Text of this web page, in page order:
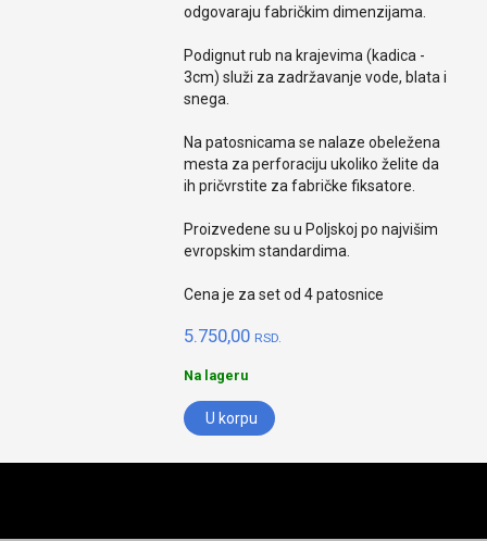
odgovaraju fabričkim dimenzijama.
Podignut rub na krajevima (kadica -
3cm) služi za zadržavanje vode, blata i
snega.
Na patosnicama se nalaze obeležena
mesta za perforaciju ukoliko želite da
ih pričvrstite za fabričke fiksatore.
Proizvedene su u Poljskoj po najvišim
evropskim standardima.
Cena je za set od 4 patosnice
5.750,00 RSD.
Na lageru
U korpu